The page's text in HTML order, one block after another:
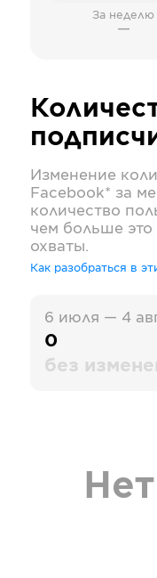
За неделю
—
Изменение
Facebook* за
количество
чем больше
охваты.
Как разобраться в
6 июля — 4
0
без